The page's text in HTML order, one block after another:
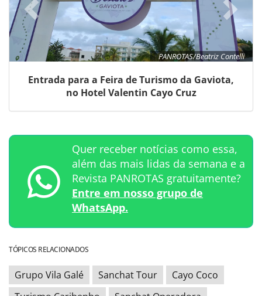
PANROTAS/Beatriz Contelli
Entrada para a Feira de Turismo da Gaviota,
no Hotel Valentin Cayo Cruz
Quer receber notícias como essa,
além das mais lidas da semana e a
Revista PANROTAS gratuitamente?
Entre em nosso grupo de
WhatsApp.
TÓPICOS RELACIONADOS
Grupo Vila Galé Sanchat Tour
Cayo Coco